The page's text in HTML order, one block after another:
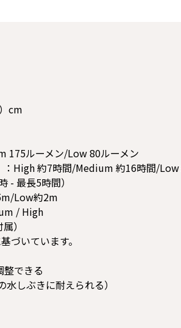
cm
175ルーメン/Low 80ルーメン
High 約7時間/Medium 約16時間/
- 最長5時間）
Low約2m
/ High
）
づいています。
できる
しぶきに耐えられる）